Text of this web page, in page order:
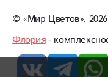
© «Мир Цветов»,
Флория-